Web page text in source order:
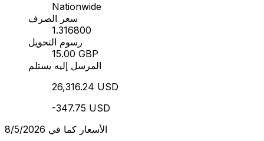
Nationwide
سعر الصرف
1.316800
رسوم التحويل
15.00 GBP
المرسل إليه يستلم
26,316.24 USD
-347.75 USD
الأسعار كما في 8/5/2026